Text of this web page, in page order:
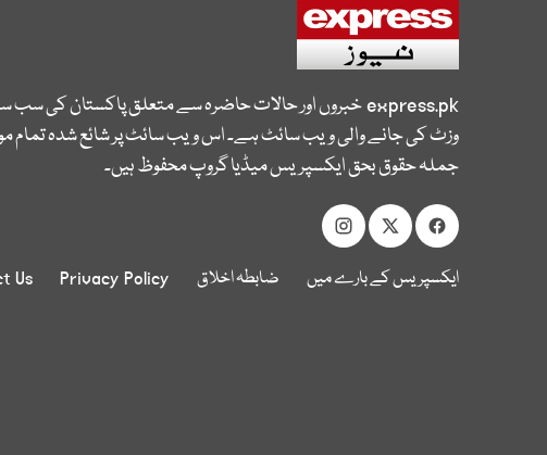
express.pkخبروں اور حالات حاضرہ سے متعلق پاکستان کی سب
وزٹ کی جانے والی ویب سائٹ ہے۔ اس ویب سائٹ پر شائع شدہ تمام
جملہ حقوق بحق ایکسپریس میڈیا گروپ محفوظ ہیں۔
ایکسپریس کے بارے میں ضابطہ اخلاق Privacy Policy
Us